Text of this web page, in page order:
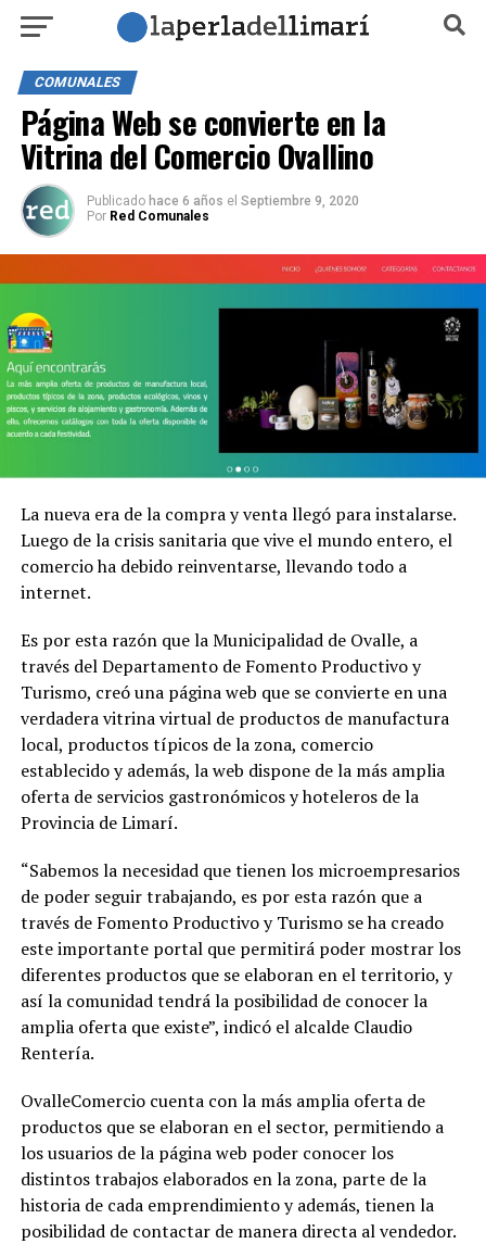
COMUNALES
Página Web se convierte en la
Vitrina del Comercio Ovallino
Publicado hace 6 años el Septiembre 9, 2020
Por Red Comunales
La nueva era de la compra y venta llegó para instalarse.
Luego de la crisis sanitaria que vive el mundo entero, el
comercio ha debido reinventarse, llevando todo a
internet.
Es por esta razón que la Municipalidad de Ovalle, a
través del Departamento de Fomento Productivo y
Turismo, creó una página web que se convierte en una
verdadera vitrina virtual de productos de manufactura
local, productos típicos de la zona, comercio
establecido y además, la web dispone de la más amplia
oferta de servicios gastronómicos y hoteleros de la
Provincia de Limarí.
“Sabemos la necesidad que tienen los microempresarios
de poder seguir trabajando, es por esta razón que a
través de Fomento Productivo y Turismo se ha creado
este importante portal que permitirá poder mostrar los
diferentes productos que se elaboran en el territorio, y
así la comunidad tendrá la posibilidad de conocer la
amplia oferta que existe”, indicó el alcalde Claudio
Rentería.
OvalleComercio cuenta con la más amplia oferta de
productos que se elaboran en el sector, permitiendo a
los usuarios de la página web poder conocer los
distintos trabajos elaborados en la zona, parte de la
historia de cada emprendimiento y además, tienen la
posibilidad de contactar de manera directa al vendedor.